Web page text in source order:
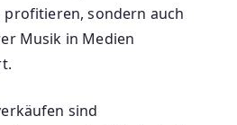
sondern auch
Musik in Medien
sind